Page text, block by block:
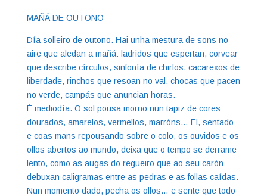
MAÑÁ DE OUTONO
Día solleiro de outono. Hai unha mestura de sons no
aire que aledan a mañá: ladridos que espertan, corvear
que describe círculos, sinfonía de chirlos, cacarexos de
liberdade, rinchos que resoan no val, chocas que pacen
no verde, campás que anuncian horas.
É mediodía. O sol pousa morno nun tapiz de cores:
dourados, amarelos, vermellos, marróns… El, sentado
e coas mans repousando sobre o colo, os ouvidos e os
ollos abertos ao mundo, deixa que o tempo se derrame
lento, como as augas do regueiro que ao seu carón
debuxan caligramas entre as pedras e as follas caídas.
Nun momento dado, pecha os ollos… e sente que todo